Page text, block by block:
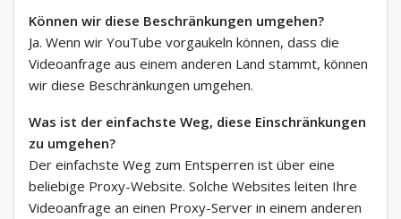
Können wir diese Beschränkungen umgehen?
Ja. Wenn wir YouTube vorgaukeln können, dass die
Videoanfrage aus einem anderen Land stammt, können
wir diese Beschränkungen umgehen.
Was ist der einfachste Weg, diese Einschränkungen
zu umgehen?
Der einfachste Weg zum Entsperren ist über eine
beliebige Proxy-Website. Solche Websites leiten Ihre
Videoanfrage an einen Proxy-Server in einem anderen